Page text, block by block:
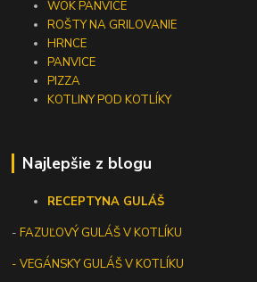
WOK PANVICE
ROŠTY NA GRILOVANIE
HRNCE
PANVICE
PIZZA
KOTLINY POD KOTLÍKY
Najlepšie z blogu
RECEPTYNA GULÁŠ
-FAZUĽOVÝ GULÁŠ V KOTLÍKU
- VEGÁNSKY GULÁŠ V KOTLÍKU